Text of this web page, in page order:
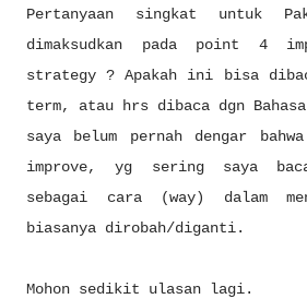
Pertanyaan singkat untuk
dimaksudkan pada point 4
strategy ? Apakah ini bisa
term, atau hrs dibaca dgn
saya belum pernah dengar
improve, yg sering saya
sebagai cara (way) dalam
biasanya dirobah/diganti.
Mohon sedikit ulasan lagi.